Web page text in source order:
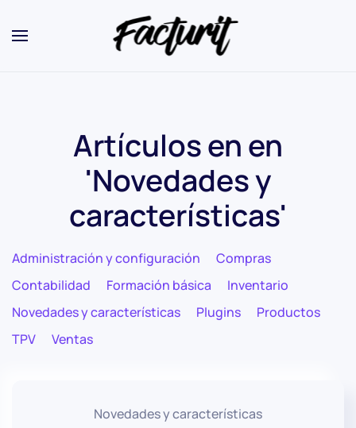
Artículos en en
'Novedades y
características'
Administración y configuración
Compras
Contabilidad
Formación básica
Inventario
Novedades y características
Plugins
Productos
TPV
Ventas
Novedades y características